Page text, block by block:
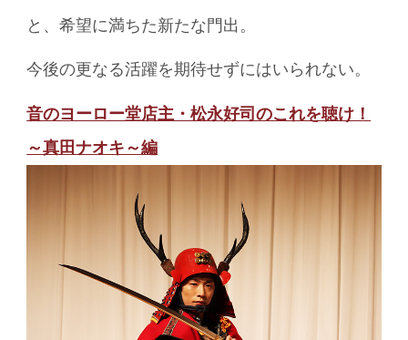
と、希望に満ちた新たな門出。
今後の更なる活躍を期待せずにはいられない。
音のヨーロー堂店主・松永好司のこれを聴け！
～真田ナオキ～編